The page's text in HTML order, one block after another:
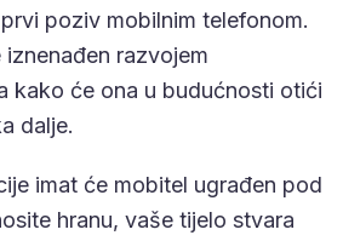
poziv mobilnim telefonom.
razvojem
kako će ona u budućnosti otići
dalje.
imat će mobitel ugrađen pod
hranu, vaše tijelo stvara